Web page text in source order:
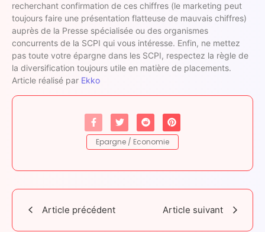
recherchant confirmation de ces chiffres (le marketing peut
toujours faire une présentation flatteuse de mauvais chiffres)
auprès de la Presse spécialisée ou des organismes
concurrents de la SCPI qui vous intéresse. Enfin, ne mettez
pas toute votre épargne dans les SCPI, respectez la règle de
la diversification toujours utile en matière de placements.
Article réalisé par Ekko
Epargne / Economie
Article précédent Article suivant